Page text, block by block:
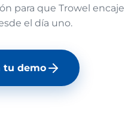
para que Trowel
el día uno.
tu demo